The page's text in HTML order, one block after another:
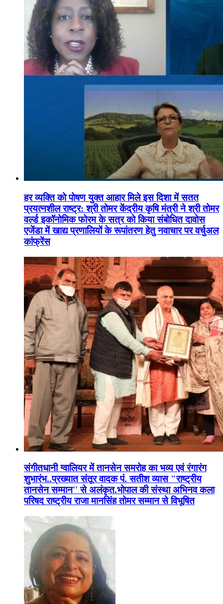
हर व्यक्ति को पोषण युक्त आहार मिले इस दिशा में सतत
प्रयत्नशील राष्ट्र: श्री तोमर केंद्रीय कृषि मंत्री ने श्री तोमर
वर्ल्ड इकॉनोमिक फोरम के सत्र को किया संबोधित दावोस
एजेंडा में खाद्य प्रणालियों के रूपांतरण हेतु नवाचार पर वर्चुअल
कांफ्रेंस
संगीतधानी ग्वालियर में तानसेन समरोह का भव्य एवं रंगारंग
शुभारंभ..प्रख्यात संतूर वादक पं. सतीश व्यास "राष्ट्रीय
तानसेन सम्मान'' से अलंकृत.भोपाल की संस्था अभिनव कला
परिषद राष्ट्रीय राजा मानसिंह तोमर सम्मान से विभूषित